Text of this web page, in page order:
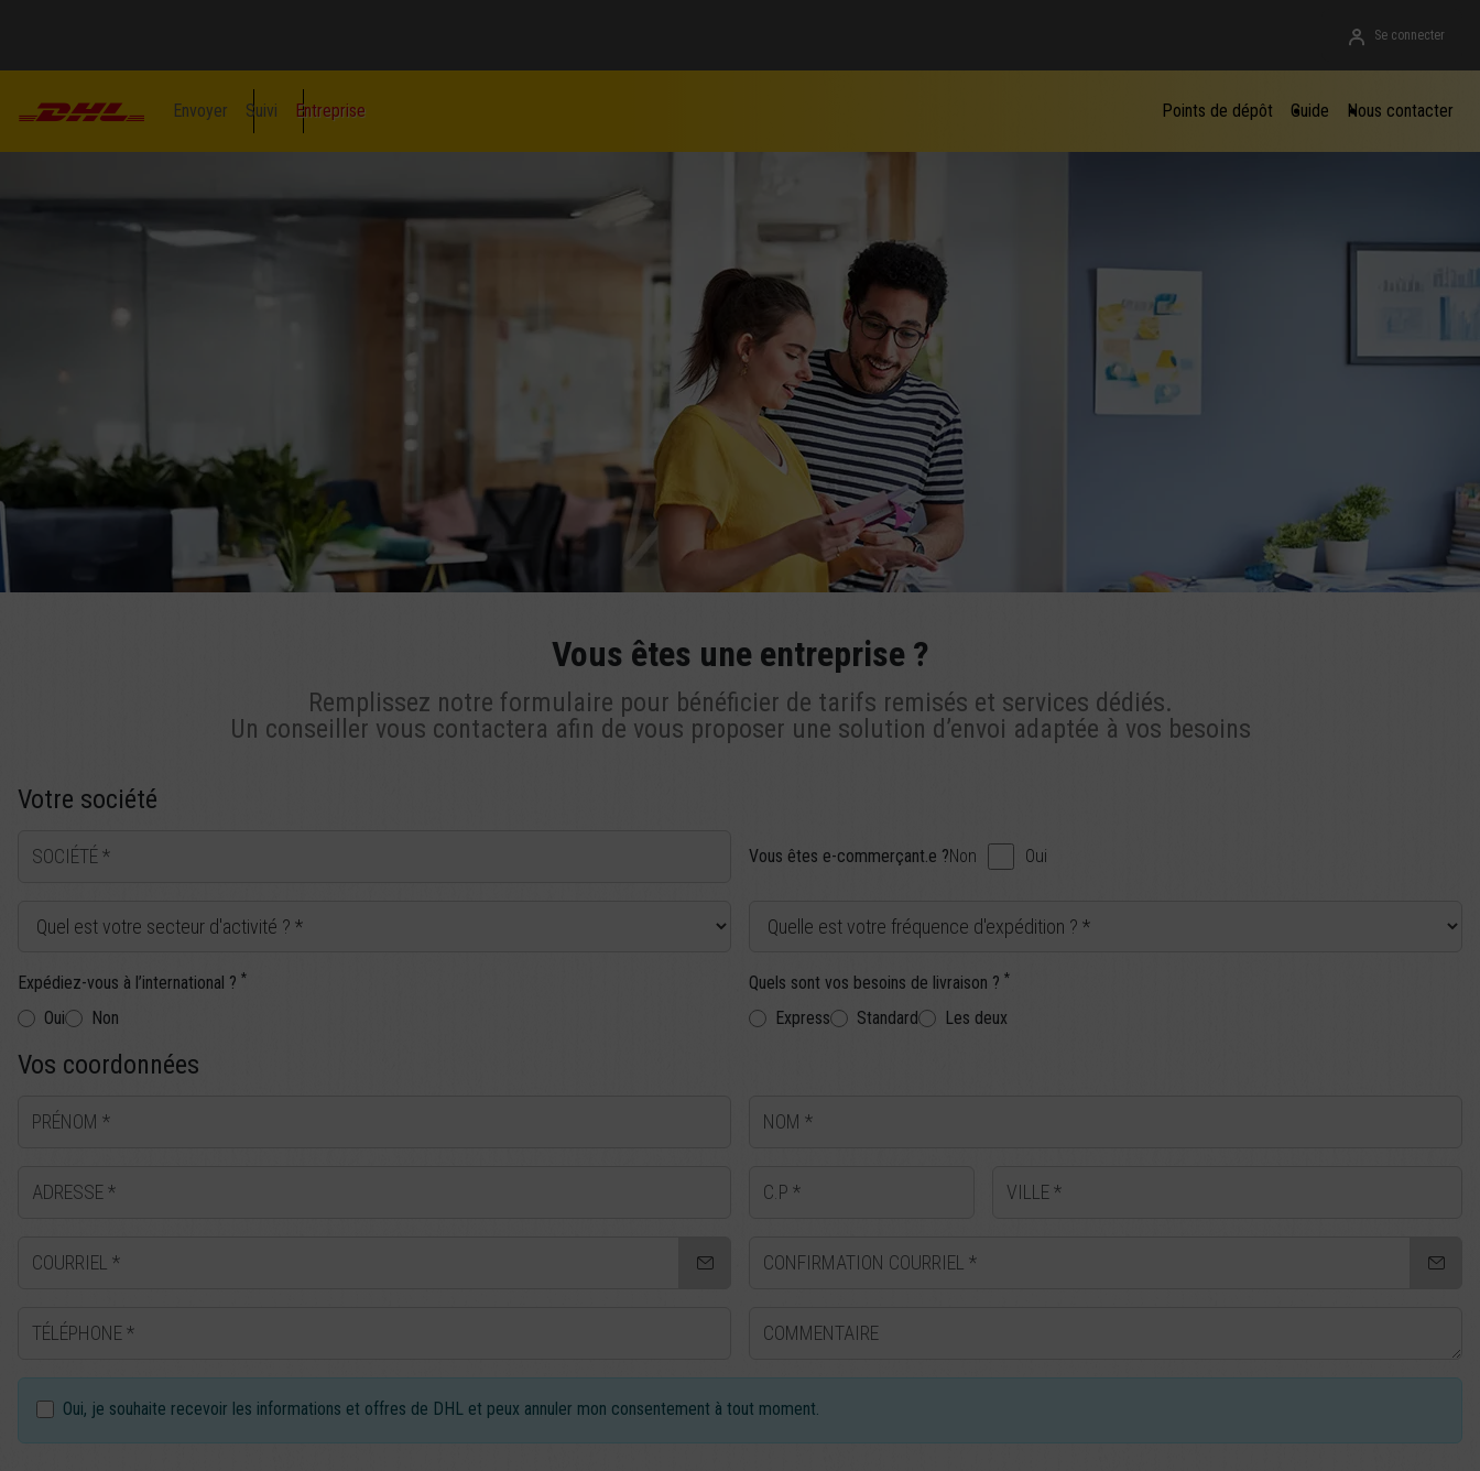
Se connecter
Envoyer Suivi Entreprise Points de dépôt Guide Nous contacter
Vous êtes une entreprise ?
Remplissez notre formulaire pour bénéficier de tarifs remisés et services dédiés.
Un conseiller vous contactera afin de vous proposer une solution d’envoi adaptée à vos besoins
Votre société
SOCIÉTÉ
Vous êtes e-commerçant.e ?Non Oui
Expédiez-vous à l’international ? *
Oui Non
Quels sont vos besoins de livraison ? *
Express Standard Les deux
Vos coordonnées
PRÉNOM
TÉLÉPHONE
Oui, je souhaite recevoir les informations et offres de DHL et peux annuler mon consentement à tout moment.